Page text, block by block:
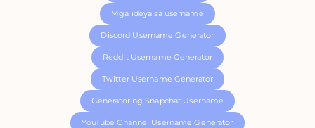
Mga ideya sa username
Discord Username Generator
Reddit Username Generator
Twitter Username Generator
Generator ng Snapchat Username
YouTube Channel Username Generator